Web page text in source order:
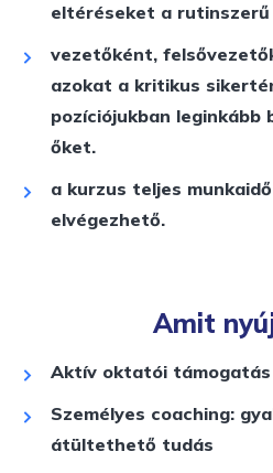
eltéréseket a
vezetőként,
azokat a kritikus
pozíciójukban leginkább
őket.
a kurzus teljes
elvégezhető.
Amit
Aktív oktatói
Személyes coaching:
átültethető tudás